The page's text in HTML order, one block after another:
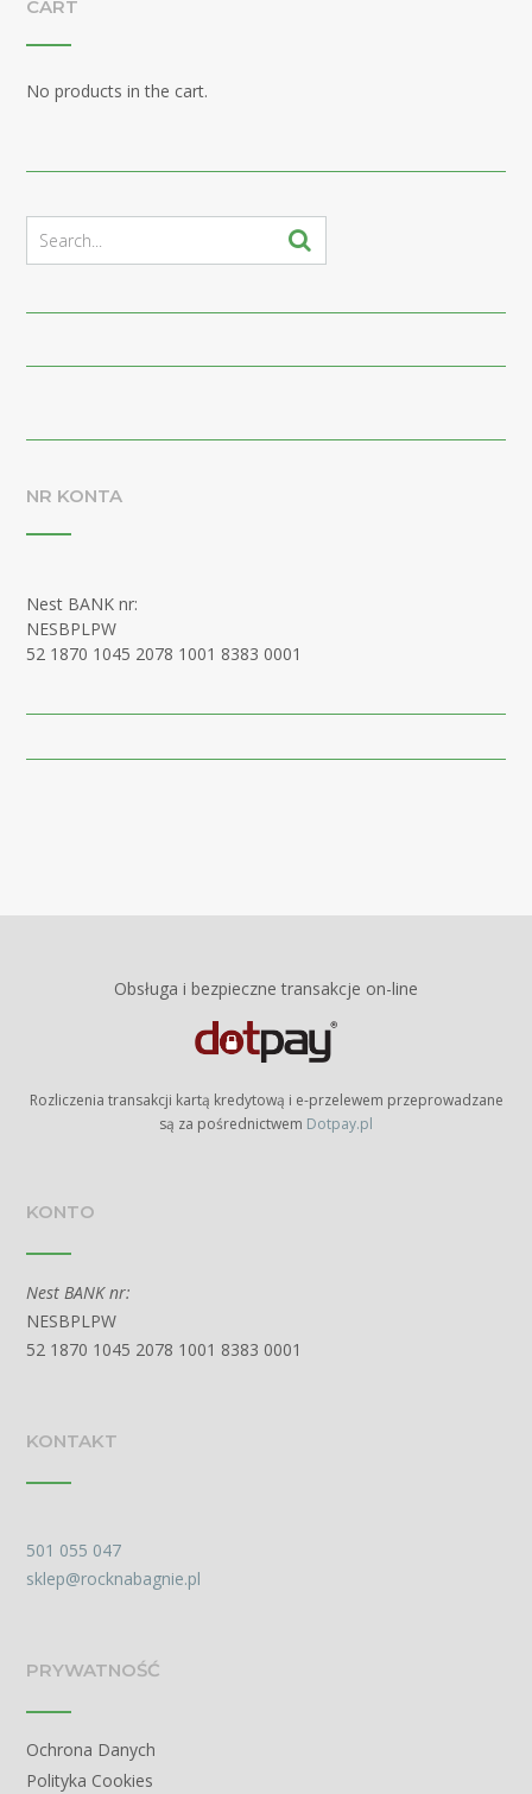
CART
No products in the cart.
NR KONTA
Nest BANK nr:
NESBPLPW
52 1870 1045 2078 1001 8383 0001
Obsługa i bezpieczne transakcje on-line
Rozliczenia transakcji kartą kredytową i e-przelewem przeprowadzane
są za pośrednictwem Dotpay.pl
KONTO
Nest BANK nr:
NESBPLPW
52 1870 1045 2078 1001 8383 0001
KONTAKT
501 055 047
sklep@rocknabagnie.pl
PRYWATNOŚĆ
Ochrona Danych
Polityka Cookies